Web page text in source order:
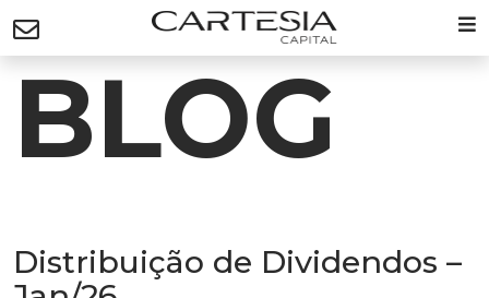
BLOG
Distribuição de Dividendos –